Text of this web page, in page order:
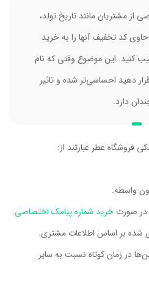
از مشتریان مانند تاریخ تولد،
کد تخفیف آنها را به خرید
کنید. این موضوع وقتی که نام
دهید احساسی‌تر شده و تاثیر
دارد.
فروشگاه عطر عبارتند از:
واسطه.
در صورت خرید شماره پیامک اختصاصی.
شده بر اساس اطلاعات مشتری.
در زمان کوتاه نسبت به سایر